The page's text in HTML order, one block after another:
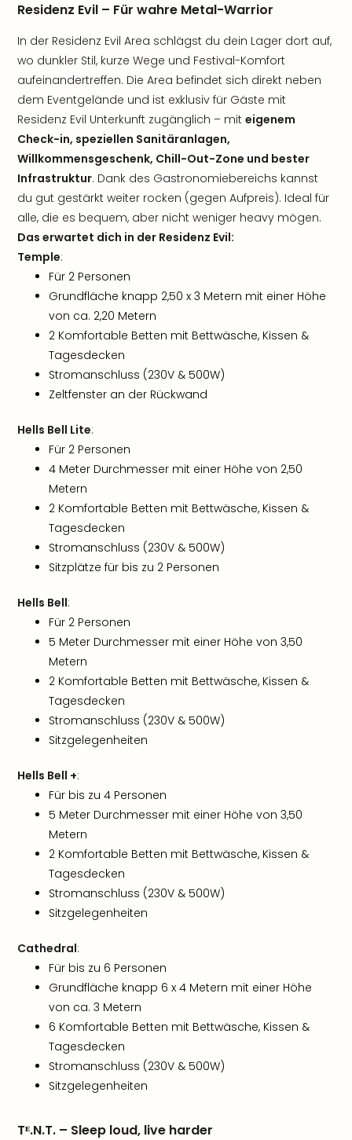
Residenz Evil – Für wahre Metal-Warrior
In der Residenz Evil Area schlägst du dein Lager dort auf,
wo dunkler Stil, kurze Wege und Festival-Komfort
aufeinandertreffen. Die Area befindet sich direkt neben
dem Eventgelände und ist exklusiv für Gäste mit
Residenz Evil Unterkunft zugänglich – mit eigenem
Check-in, speziellen Sanitäranlagen,
Willkommensgeschenk, Chill-Out-Zone und bester
Infrastruktur. Dank des Gastronomiebereichs kannst
du gut gestärkt weiter rocken (gegen Aufpreis). Ideal für
alle, die es bequem, aber nicht weniger heavy mögen.
Das erwartet dich in der Residenz Evil:
Temple:
Für 2 Personen
Grundfläche knapp 2,50 x 3 Metern mit einer Höhe
von ca. 2,20 Metern
2 Komfortable Betten mit Bettwäsche, Kissen &
Tagesdecken
Stromanschluss (230V & 500W)
Zeltfenster an der Rückwand
Hells Bell Lite:
Für 2 Personen
4 Meter Durchmesser mit einer Höhe von 2,50
Metern
2 Komfortable Betten mit Bettwäsche, Kissen &
Tagesdecken
Stromanschluss (230V & 500W)
Sitzplätze für bis zu 2 Personen
Hells Bell:
Für 2 Personen
5 Meter Durchmesser mit einer Höhe von 3,50
Metern
2 Komfortable Betten mit Bettwäsche, Kissen &
Tagesdecken
Stromanschluss (230V & 500W)
Sitzgelegenheiten
Hells Bell +:
Für bis zu 4 Personen
5 Meter Durchmesser mit einer Höhe von 3,50
Metern
2 Komfortable Betten mit Bettwäsche, Kissen &
Tagesdecken
Stromanschluss (230V & 500W)
Sitzgelegenheiten
Cathedral:
Für bis zu 6 Personen
Grundfläche knapp 6 x 4 Metern mit einer Höhe
von ca. 3 Metern
6 Komfortable Betten mit Bettwäsche, Kissen &
Tagesdecken
Stromanschluss (230V & 500W)
Sitzgelegenheiten
Tᴱ.N.T. – Sleep loud, live harder